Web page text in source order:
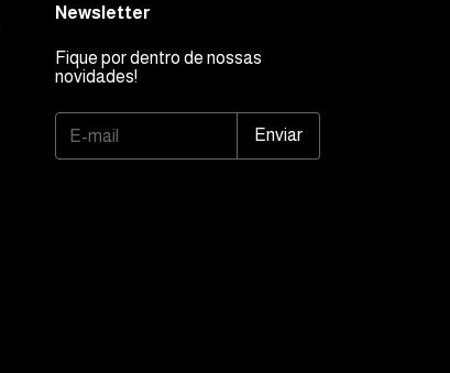
Newsletter
Fique por dentro de nossas
novidades!